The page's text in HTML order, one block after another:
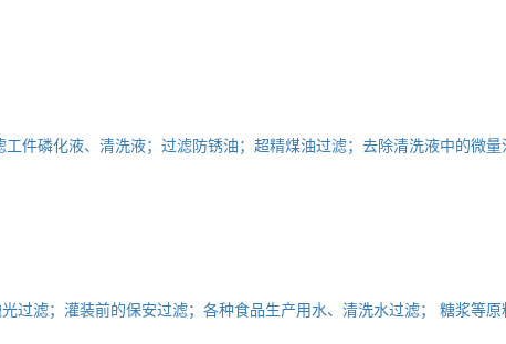
件磷化液、清洗液；过滤防锈油；超精煤油过滤；去除清洗液中的微
过滤；灌装前的保安过滤；各种食品生产用水、清洗水过滤； 糖浆等